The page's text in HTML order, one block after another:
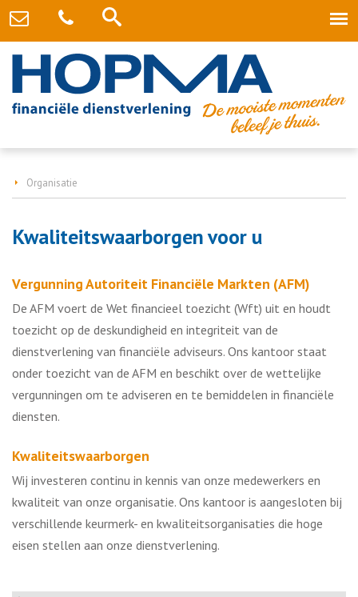
Organisatie
Kwaliteitswaarborgen voor u
Vergunning Autoriteit Financiële Markten (AFM)
De AFM voert de Wet financieel toezicht (Wft) uit en houdt
toezicht op de deskundigheid en integriteit van de
dienstverlening van financiële adviseurs. Ons kantoor staat
onder toezicht van de AFM en beschikt over de wettelijke
vergunningen om te adviseren en te bemiddelen in financiële
diensten.
Kwaliteitswaarborgen
Wij investeren continu in kennis van onze medewerkers en
kwaliteit van onze organisatie. Ons kantoor is aangesloten bij
verschillende keurmerk- en kwaliteitsorganisaties die hoge
eisen stellen aan onze dienstverlening.